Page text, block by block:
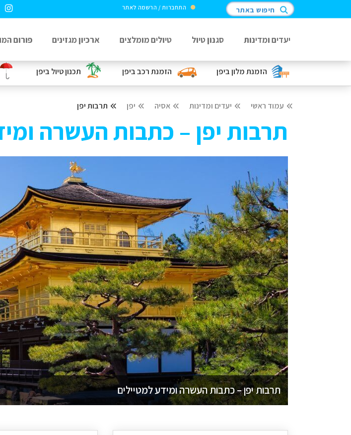
הזמנת מלוןביפן הזמנת רכבביפן תכנון טיול ביפן
התחברות / הרשמה לאתר חיפוש באתר
יעדים ומדינות סגנון טיול טיולים מומלצים ארכיון מגזינים פורום
עמוד ראשי יעדים ומדינות אסיה יפן תרבות יפן
תרבות יפן – כתבות העשרה
תרבות יפן – כתבות העשרה ומידע למטיילים